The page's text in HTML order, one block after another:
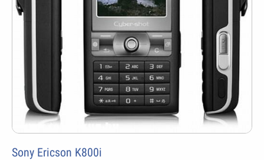
Sony Ericson K800i